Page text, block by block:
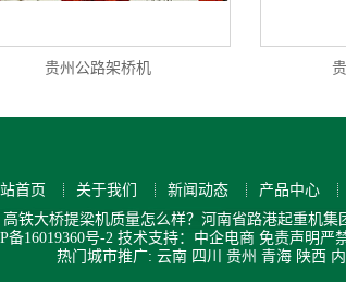
贵州公路架桥机
首页 关于我们 新闻动态 产品中心
铁大桥提梁机质量怎么样？河南省路港起重机
备16019360号-2 技术支持：中企电商 免责声明 严
热门城市推广: 云南 四川 贵州 青海 陕西